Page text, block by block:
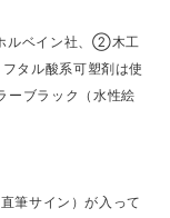
ルベイン社、②木工
タル酸系可塑剤は使
ブラック（水性絵
筆サイン）が入って